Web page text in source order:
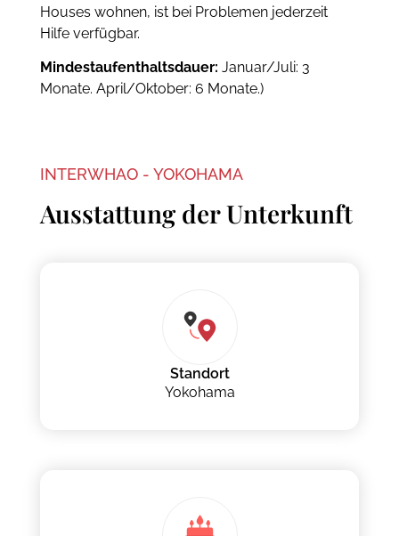
Houses wohnen, ist bei Problemen jederzeit
Hilfe verfügbar.
Mindestaufenthaltsdauer: Januar/Juli: 3
Monate. April/Oktober: 6 Monate.)
INTERWHAO - YOKOHAMA
Ausstattung der Unterkunft
Standort
Yokohama